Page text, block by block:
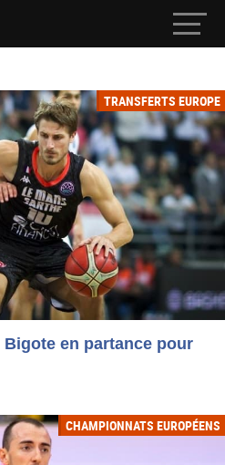
TRANSFERTS EUROPE
en partance pour
CHAMPIONNATS EUROPÉENS